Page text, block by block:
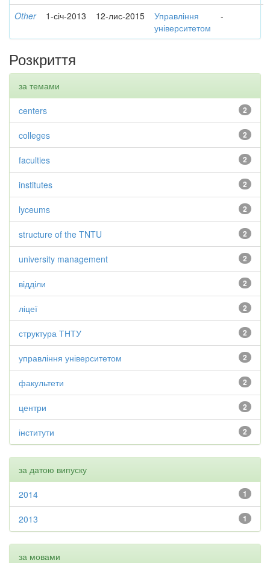
Other 1-січ-2013 12-лис-2015
Управління
університетом
-
Розкриття
за темами
2
centers
2
colleges
2
faculties
2
institutes
2
lyceums
2
structure of the TNTU
2
university management
2
відділи
2
ліцеї
2
структура ТНТУ
2
управління університетом
2
факультети
2
центри
2
інститути
за датою випуску
1
2014
1
2013
за мовами